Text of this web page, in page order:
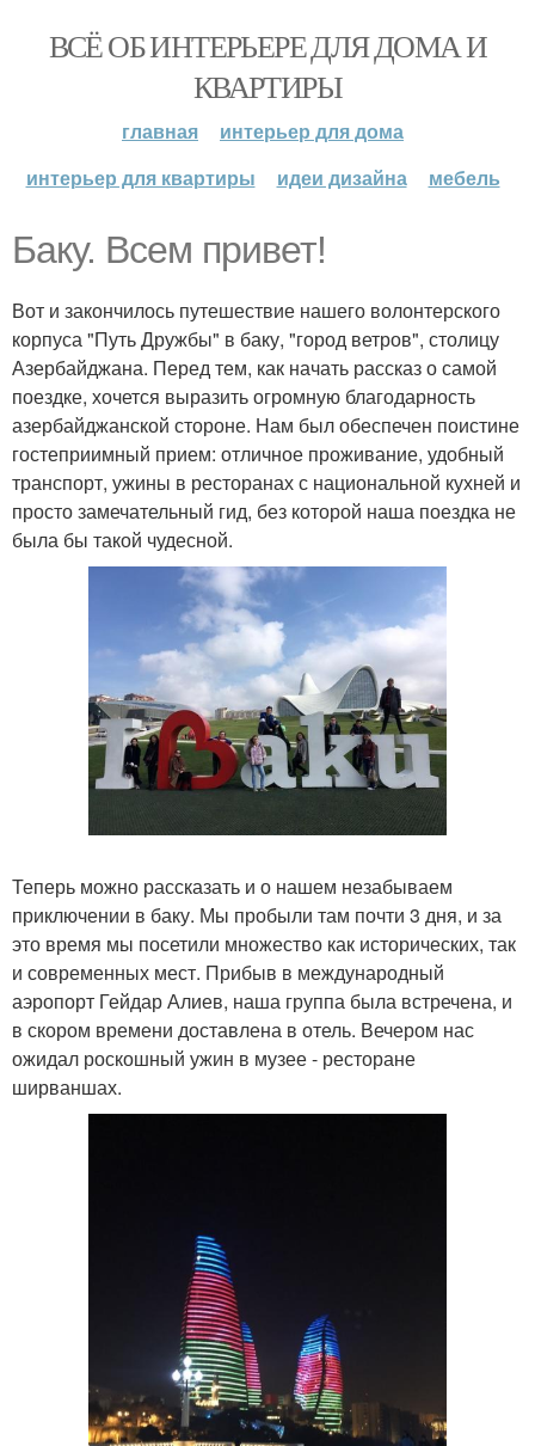
ВСЁ ОБ ИНТЕРЬЕРЕ ДЛЯ ДОМА И
КВАРТИРЫ
главная
интерьер для дома
интерьер для квартиры
идеи дизайна мебель
Баку. Всем привет!
Вот и закончилось путешествие нашего волонтерского
корпуса "Путь Дружбы" в баку, "город ветров", столицу
Азербайджана. Перед тем, как начать рассказ о самой
поездке, хочется выразить огромную благодарность
азербайджанской стороне. Нам был обеспечен поистине
гостеприимный прием: отличное проживание, удобный
транспорт, ужины в ресторанах с национальной кухней и
просто замечательный гид, без которой наша поездка не
была бы такой чудесной.
Теперь можно рассказать и о нашем незабываем
приключении в баку. Мы пробыли там почти 3 дня, и за
это время мы посетили множество как исторических, так
и современных мест. Прибыв в международный
аэропорт Гейдар Алиев, наша группа была встречена, и
в скором времени доставлена в отель. Вечером нас
ожидал роскошный ужин в музее - ресторане
ширваншах.